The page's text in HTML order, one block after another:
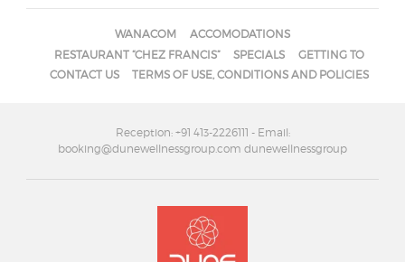
WANACOM
ACCOMODATIONS
RESTAURANT “CHEZ FRANCIS”
SPECIALS
GETTING TO
CONTACT US
TERMS OF USE, CONDITIONS AND POLICIES
Reception: +91 413-2226111 - Email:
booking@dunewellnessgroup.com dunewellnessgroup